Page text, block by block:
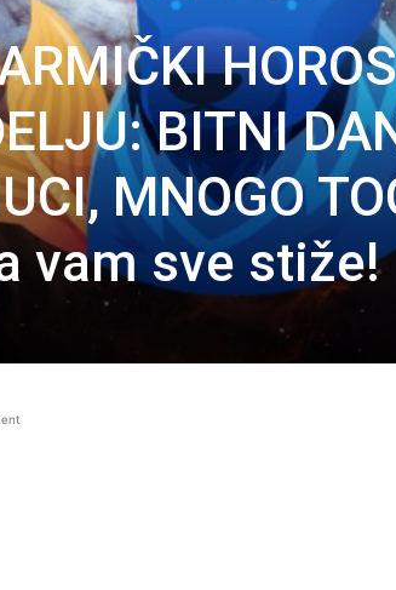
BITNI
MNOGO
vam sve stiže!